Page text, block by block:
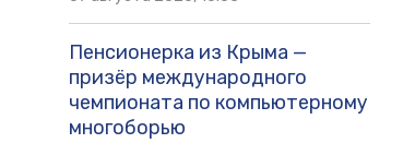
Пенсионерка из Крыма —
призёр международного
чемпионата по компьютерному
многоборью